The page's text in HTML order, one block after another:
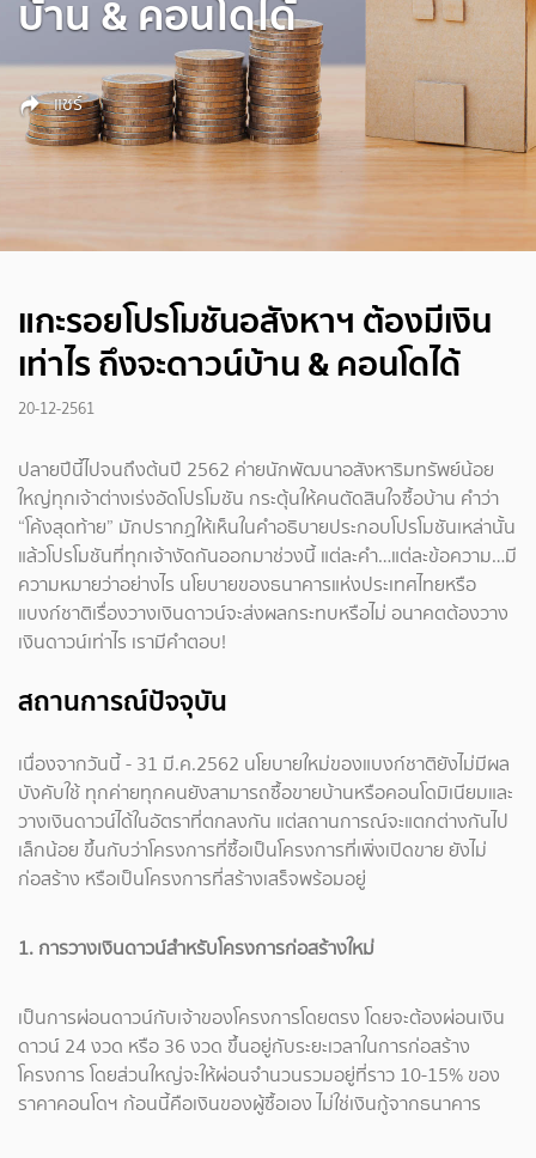
บ้าน & คอนโดได้
แชร์
แกะรอยโปรโมชันอสังหาฯ ต้องมีเงิน
เท่าไร ถึงจะดาวน์บ้าน & คอนโดได้
20-12-2561
ปลายปีนี้ไปจนถึงต้นปี 2562 ค่ายนักพัฒนาอสังหาริมทรัพย์น้อย
ใหญ่ทุกเจ้าต่างเร่งอัดโปรโมชัน กระตุ้นให้คนตัดสินใจซื้อบ้าน คำว่า
“โค้งสุดท้าย” มักปรากฏให้เห็นในคำอธิบายประกอบโปรโมชันเหล่านั้น
แล้วโปรโมชันที่ทุกเจ้างัดกันออกมาช่วงนี้ แต่ละคำ…แต่ละข้อความ…มี
ความหมายว่าอย่างไร นโยบายของธนาคารแห่งประเทศไทยหรือ
แบงก์ชาติเรื่องวางเงินดาวน์จะส่งผลกระทบหรือไม่ อนาคตต้องวาง
เงินดาวน์เท่าไร เรามีคำตอบ!
สถานการณ์ปัจจุบัน
เนื่องจากวันนี้ - 31 มี.ค.2562 นโยบายใหม่ของแบงก์ชาติยังไม่มีผล
บังคับใช้ ทุกค่ายทุกคนยังสามารถซื้อขายบ้านหรือคอนโดมิเนียมและ
วางเงินดาวน์ได้ในอัตราที่ตกลงกัน แต่สถานการณ์จะแตกต่างกันไป
เล็กน้อย ขึ้นกับว่าโครงการที่ซื้อเป็นโครงการที่เพิ่งเปิดขาย ยังไม่
ก่อสร้าง หรือเป็นโครงการที่สร้างเสร็จพร้อมอยู่
1. การวางเงินดาวน์สำหรับโครงการก่อสร้างใหม่
เป็นการผ่อนดาวน์กับเจ้าของโครงการโดยตรง โดยจะต้องผ่อนเงิน
ดาวน์ 24 งวด หรือ 36 งวด ขึ้นอยู่กับระยะเวลาในการก่อสร้าง
โครงการ โดยส่วนใหญ่จะให้ผ่อนจำนวนรวมอยู่ที่ราว 10-15% ของ
ราคาคอนโดฯ ก้อนนี้คือเงินของผู้ซื้อเอง ไม่ใช่เงินกู้จากธนาคาร